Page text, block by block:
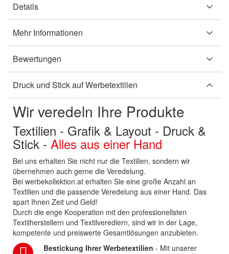
Details
Mehr Informationen
Bewertungen
Druck und Stick auf Werbetextilien
Wir veredeln Ihre Produkte
Textilien - Grafik & Layout - Druck &
Stick - Alles aus einer Hand
Bei uns erhalten Sie nicht nur die Textilien, sondern wir
übernehmen auch gerne die Veredelung.
Bei werbekollektion.at erhalten Sie eine große Anzahl an
Textilien und die passende Veredelung aus einer Hand. Das
spart Ihnen Zeit und Geld!
Durch die enge Kooperation mit den professionellsten
Textilherstellern und Textilveredlern, sind wir in der Lage,
kompetente und preiswerte Gesamtlösungen anzubieten.
Bestickung Ihrer Werbetextilien - Mit unserer